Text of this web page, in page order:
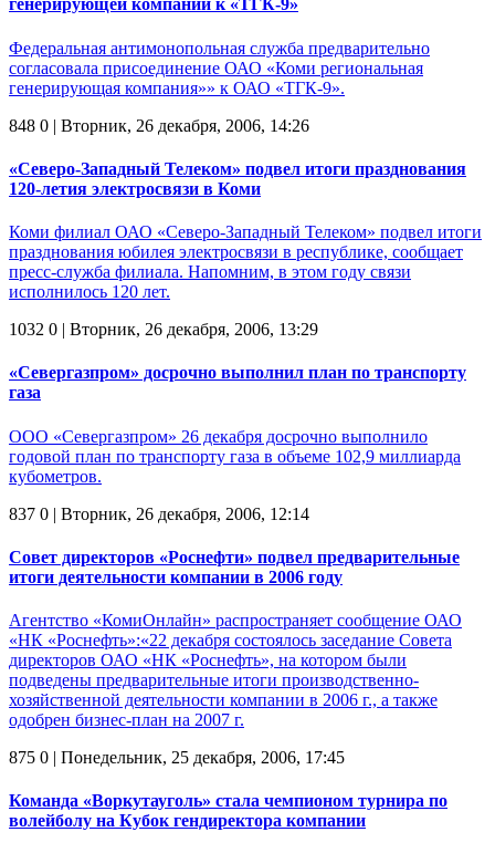
генерирующей компании к «ТГК-9»
Федеральная антимонопольная служба предварительно
согласовала присоединение ОАО «Коми региональная
генерирующая компания»» к ОАО «ТГК-9».
848 0 | Вторник, 26 декабря, 2006, 14:26
«Северо-Западный Телеком» подвел итоги празднования
120-летия электросвязи в Коми
Коми филиал ОАО «Северо-Западный Телеком» подвел итоги
празднования юбилея электросвязи в республике, сообщает
пресс-служба филиала. Напомним, в этом году связи
исполнилось 120 лет.
1032 0 | Вторник, 26 декабря, 2006, 13:29
«Севергазпром» досрочно выполнил план по транспорту
газа
ООО «Севергазпром» 26 декабря досрочно выполнило
годовой план по транспорту газа в объеме 102,9 миллиарда
кубометров.
837 0 | Вторник, 26 декабря, 2006, 12:14
Совет директоров «Роснефти» подвел предварительные
итоги деятельности компании в 2006 году
Агентство «КомиОнлайн» распространяет сообщение ОАО
«НК «Роснефть»:«22 декабря состоялось заседание Совета
директоров ОАО «НК «Роснефть», на котором были
подведены предварительные итоги производственно-
хозяйственной деятельности компании в 2006 г., а также
одобрен бизнес-план на 2007 г.
875 0 | Понедельник, 25 декабря, 2006, 17:45
Команда «Воркутауголь» стала чемпионом турнира по
волейболу на Кубок гендиректора компании